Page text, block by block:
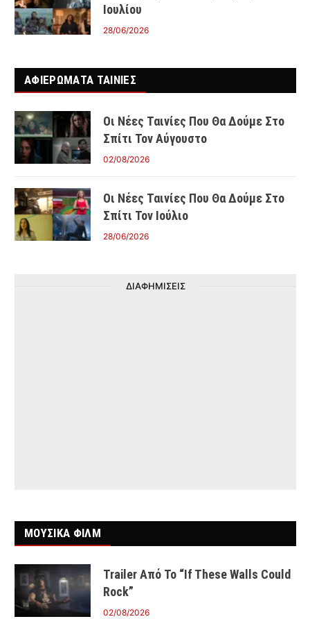
Ιουλίου
28/06/2026
ΑΦΙΕΡΩΜΑΤΑ ΤΑΙΝΊΕΣ
Οι Νέες Ταινίες Που Θα Δούμε Στο
Σπίτι Τον Αύγουστο
02/08/2026
Οι Νέες Ταινίες Που Θα Δούμε Στο
Σπίτι Τον Ιούλιο
28/06/2026
ΔΙΑΦΗΜΙΣΕΙΣ
ΜΟΥΣΙΚΑ ΦΙΛΜ
Trailer Από Το “If These Walls Could
Rock”
02/08/2026